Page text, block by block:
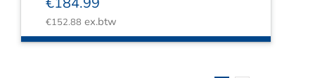
€152.88 ex.btw